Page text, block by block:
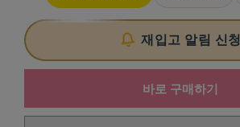
재입고 알림 신청
바로 구매하기